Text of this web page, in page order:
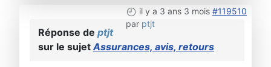
il y a 3 ans 3 mois #119510
par ptjt
Réponse de ptjt
sur le sujet Assurances, avis, retours